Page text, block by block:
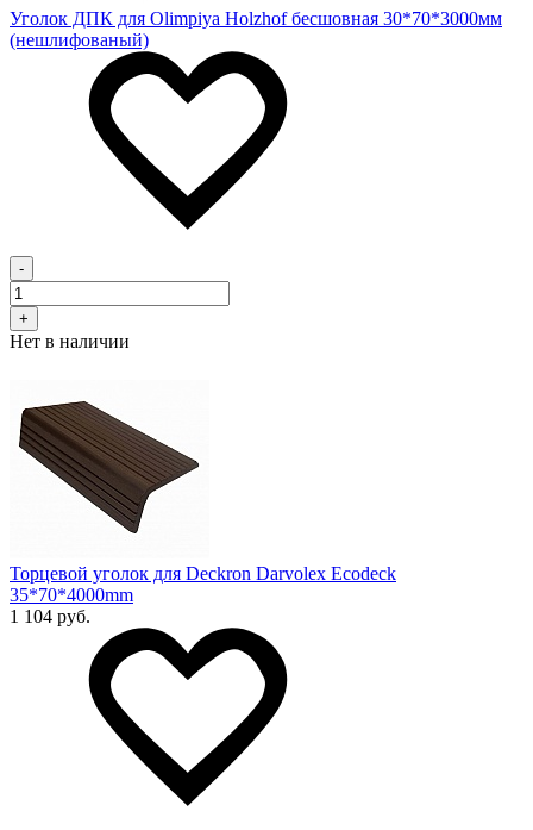
Уголок ДПК для Olimpiya Holzhof бесшовная 30*70*3000мм
(нешлифованый)
-
+
Нет в наличии
Торцевой уголок для Deckron Darvolex Ecodeck
35*70*4000mm
1 104 руб.